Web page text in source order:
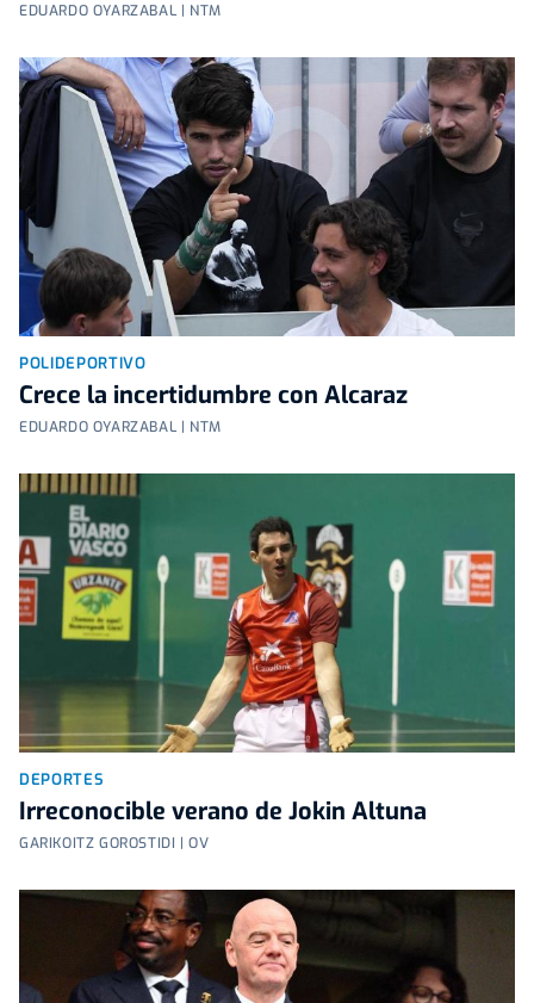
EDUARDO OYARZABAL | NTM
POLIDEPORTIVO
Crece la incertidumbre con Alcaraz
EDUARDO OYARZABAL | NTM
DEPORTES
Irreconocible verano de Jokin Altuna
GARIKOITZ GOROSTIDI | OV